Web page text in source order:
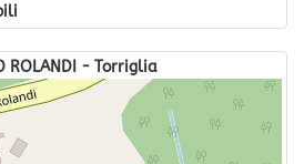
ROLANDI - Torriglia